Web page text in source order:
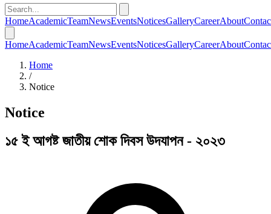
HomeAcademicTeamNewsEventsNoticesGalleryCareerAbout
HomeAcademicTeamNewsEventsNoticesGalleryCareerAbout
Home
/
Notice
Notice
১৫ ই আগষ্ট জাতীয় শোক দিবস উদযাপন - ২০২৩